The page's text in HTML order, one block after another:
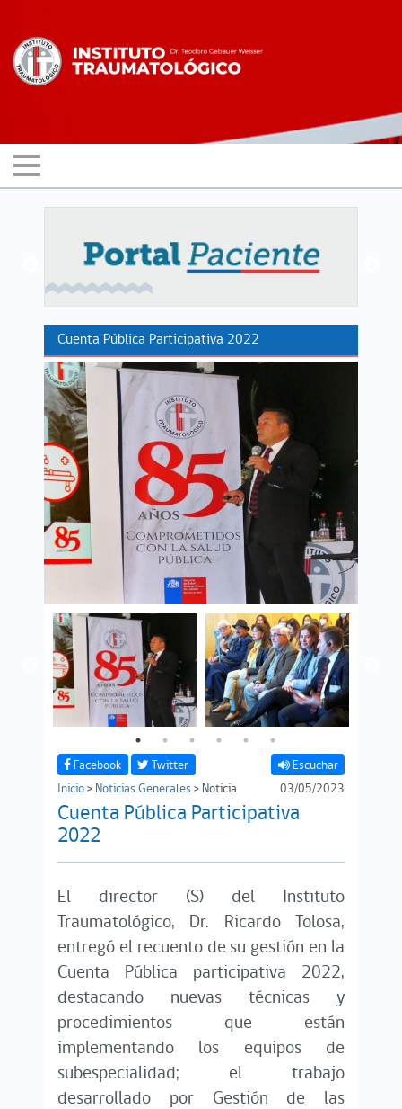
Cuenta Pública Participativa 2022
Facebook Twitter
Escuchar
Inicio > Noticias Generales > Noticia 03/05/2023
Cuenta Pública Participativa
2022
El director (S) del Instituto
Traumatológico, Dr. Ricardo Tolosa,
entregó el recuento de su gestión en la
Cuenta Pública participativa 2022,
destacando nuevas técnicas y
procedimientos que están
implementando los equipos de
subespecialidad; el trabajo
desarrollado por Gestión de las